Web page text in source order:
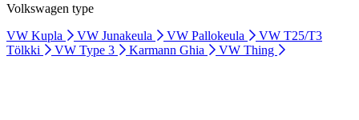
Volkswagen type
VW Kupla
VW Junakeula VW Pallokeula
VW T25/T3
Tölkki
VW Type 3 Karmann Ghia VW Thing